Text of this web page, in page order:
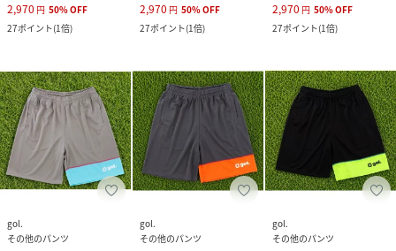
2,970 円 50%OFF
27ポイント(1倍)
2,970 円 50%OFF
27ポイント(1倍)
2,970 円 50%OFF
27ポイント(1倍)
gol.
その他のパンツ
gol.
その他のパンツ
gol.
その他のパンツ